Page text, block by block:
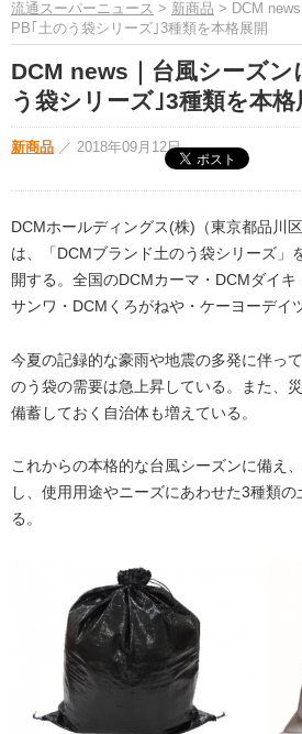
流通スーパーニュース > 新商品 > DCM
PB｢土のう袋シリーズ｣3種類を本格展開
DCM news｜台風シーズン
う袋シリーズ｣3種類を本格
新商品 ／ 2018年09月12日
DCMホールディングス(株)（東京都品川
は、「DCMブランド土のう袋シリーズ」
開する。全国のDCMカーマ・DCMダイ
サンワ・DCMくろがねや・ケーヨーデイ
今夏の記録的な豪雨や地震の多発に伴っ
のう袋の需要は急上昇している。また、
備蓄しておく自治体も増えている。
これからの本格的な台風シーズンに備え
し、使用用途やニーズにあわせた3種類
る。